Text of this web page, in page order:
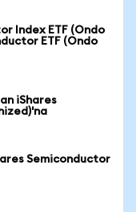
Index ETF (Ondo
ETF (Ondo
iShares
Semiconductor